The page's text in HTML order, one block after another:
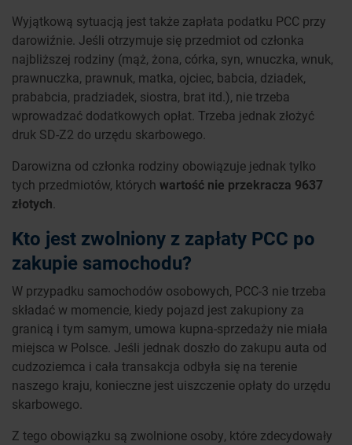
Wyjątkową sytuacją jest także zapłata podatku PCC przy
darowiźnie. Jeśli otrzymuje się przedmiot od członka
najbliższej rodziny (mąż, żona, córka, syn, wnuczka, wnuk,
prawnuczka, prawnuk, matka, ojciec, babcia, dziadek,
prababcia, pradziadek, siostra, brat itd.), nie trzeba
wprowadzać dodatkowych opłat. Trzeba jednak złożyć
druk SD-Z2 do urzędu skarbowego.
Darowizna od członka rodziny obowiązuje jednak tylko
tych przedmiotów, których wartość nie przekracza 9637
złotych.
Kto jest zwolniony z zapłaty PCC po
zakupie samochodu?
W przypadku samochodów osobowych, PCC-3 nie trzeba
składać w momencie, kiedy pojazd jest zakupiony za
granicą i tym samym, umowa kupna-sprzedaży nie miała
miejsca w Polsce. Jeśli jednak doszło do zakupu auta od
cudzoziemca i cała transakcja odbyła się na terenie
naszego kraju, konieczne jest uiszczenie opłaty do urzędu
skarbowego.
Z tego obowiązku są zwolnione osoby, które zdecydowały